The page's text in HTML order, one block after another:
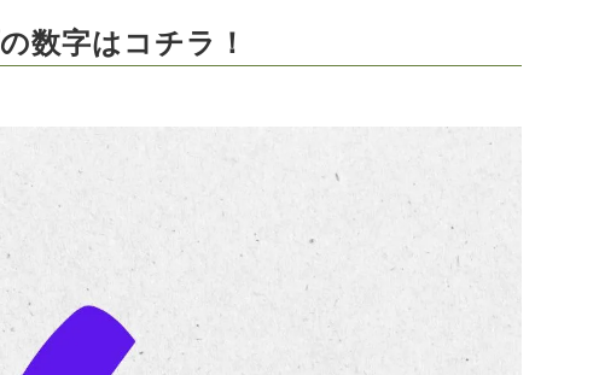
数字はコチラ！